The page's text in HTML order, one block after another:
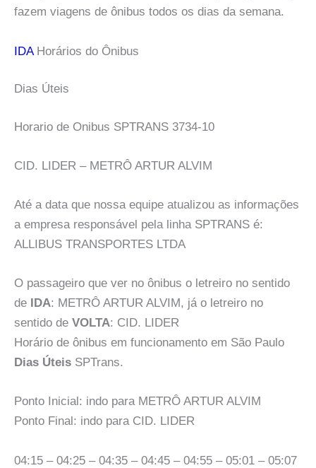
fazem viagens de ônibus todos os dias da semana.
IDAHorários do Ônibus
Dias Úteis
Horario de Onibus SPTRANS 3734-10
CID. LIDER – METRÔ ARTUR ALVIM
Até a data que nossa equipe atualizou as informações
a empresa responsável pela linha SPTRANS é:
ALLIBUS TRANSPORTES LTDA
O passageiro que ver no ônibus o letreiro no sentido
de
IDA: METRÔ ARTUR ALVIM, já o letreiro no
sentido de VOLTA: CID. LIDER
Horário de ônibus em funcionamento em São Paulo
Dias Úteis SPTrans.
Ponto Inicial: indo para METRÔ ARTUR ALVIM
Ponto Final: indo para CID. LIDER
04:15 – 04:25 – 04:35 – 04:45 – 04:55 – 05:01 – 05:07